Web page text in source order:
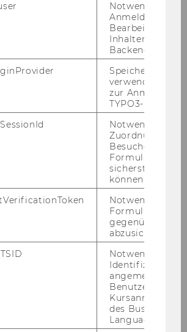
2023 um 17:00 Uhr fand im
für für alle ExInt Ab­sol­
Jahr­gangs 2021 statt!Wir möch­
herz­lich zu ihrem er­
Notwendig für
Anmeldung und
Bearbeitung von
Inhalten im
Backend.
Speichert die
verwendete
zur Anmeldung
TYPO3-Backend.
Notwendig, um
Zuordnung von
Besucher zu
sicherstellen zu
können.
Notwendig, um
gegenüber
abzusichern.
Notwendig zur
Identifizierung
angemeldeten
Benutzers im
des Business
Language